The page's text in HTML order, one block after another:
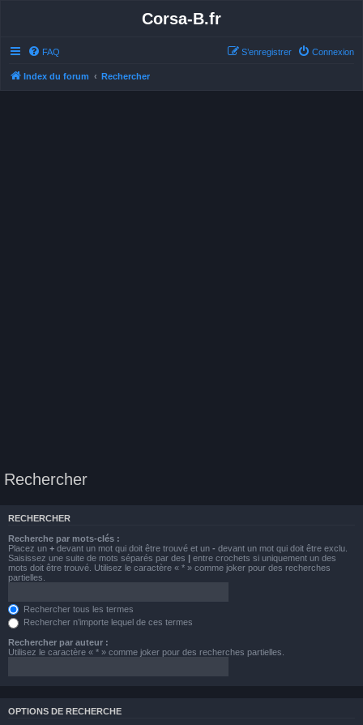
Corsa-B.fr
FAQ Connexion
S’enregistrer
Index du forum Rechercher
Rechercher
RECHERCHER
Recherche par mots-clés :
Placez un + devant un mot qui doit être trouvé et un - devant un mot qui doit être exclu.
Saisissez une suite de mots séparés par des | entre crochets si uniquement un des
mots doit être trouvé. Utilisez le caractère « * » comme joker pour des recherches
partielles.
Rechercher tous les termes
Rechercher n’importe lequel de ces termes
Rechercher par auteur :
Utilisez le caractère « * » comme joker pour des recherches partielles.
OPTIONS DE RECHERCHE